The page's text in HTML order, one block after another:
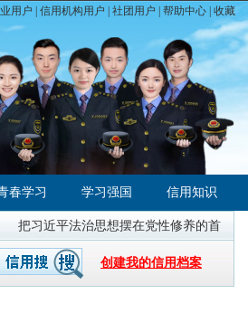
用户 信用机构用户 社团用户 帮助中心 | 收藏
春学习 学习强国 信用知识
习近平法治思想摆在党性修养的首位 全国
创建我的信用档案